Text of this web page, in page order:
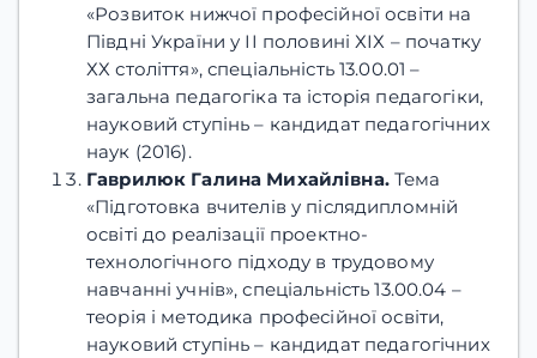
«Розвиток нижчої професійної освіти на
Півдні України у ІІ половині ХІХ – початку
ХХ століття», спеціальність 13.00.01 –
загальна педагогіка та історія педагогіки,
науковий ступінь – кандидат педагогічних
наук (2016).
Гаврилюк Галина Михайлівна.Тема
«Підготовка вчителів у післядипломній
освіті до реалізації проектно-
технологічного підходу в трудовому
навчанні учнів», спеціальність 13.00.04 –
теорія і методика професійної освіти,
науковий ступінь – кандидат педагогічних